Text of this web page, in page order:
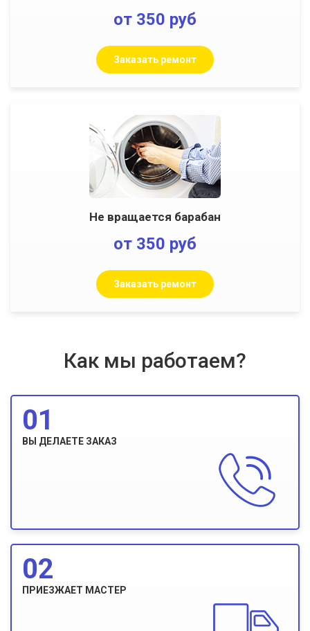
от 350 руб
Заказать ремонт
Не вращается барабан
от 350 руб
Заказать ремонт
Как мы работаем?
01
ВЫ ДЕЛАЕТЕ ЗАКАЗ
02
ПРИЕЗЖАЕТ МАСТЕР